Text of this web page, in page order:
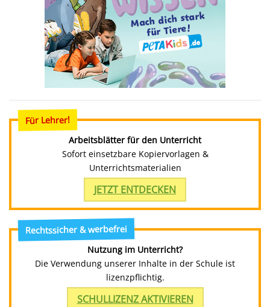
Für Lehrer!
Arbeitsblätter für den Unterricht
Sofort einsetzbare Kopiervorlagen &
Unterrichtsmaterialien
JETZT ENTDECKEN
Rechtssicher & werbefrei
Nutzung im Unterricht?
Die Verwendung unserer Inhalte in der Schule ist
lizenzpflichtig.
SCHULLIZENZ AKTIVIEREN